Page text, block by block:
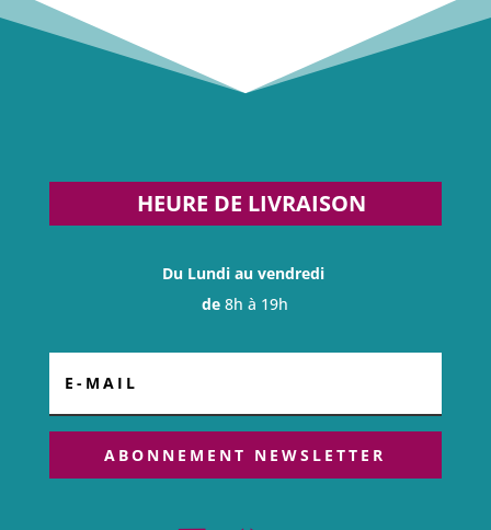
HEURE DE LIVRAISON
Du Lundi au vendredi
de 8h à 19h
ABONNEMENT NEWSLETTER